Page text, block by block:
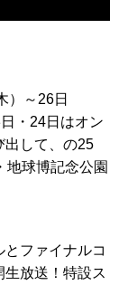
）～26日
・24日はオン
出して、の25
地球博記念公園
ファイナルコ
放送！特設ス